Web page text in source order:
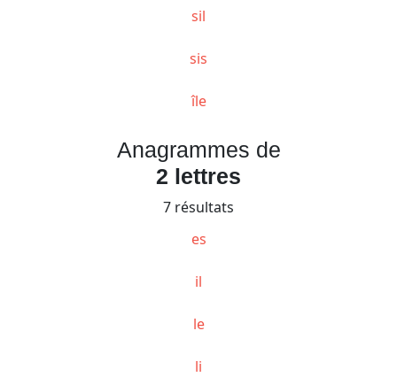
sil
sis
île
Anagrammes de
2 lettres
7 résultats
es
il
le
li